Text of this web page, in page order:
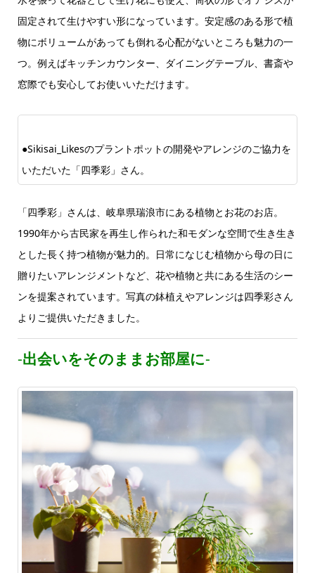
固定されて生けやすい形になっています。安定感のある形で植
物にボリュームがあっても倒れる心配がないところも魅力の一
つ。例えばキッチンカウンター、ダイニングテーブル、書斎や
窓際でも安心してお使いいただけます。
●Sikisai_Likesのプラントポットの開発やアレンジのご協力を
いただいた「四季彩」さん。
「四季彩」さんは、岐阜県瑞浪市にある植物とお花のお店。
1990年から古民家を再生し作られた和モダンな空間で生き生き
とした長く持つ植物が魅力的。日常になじむ植物から母の日に
贈りたいアレンジメントなど、花や植物と共にある生活のシー
ンを提案されています。写真の鉢植えやアレンジは四季彩さん
よりご提供いただきました。
‐出会いをそのままお部屋に‐